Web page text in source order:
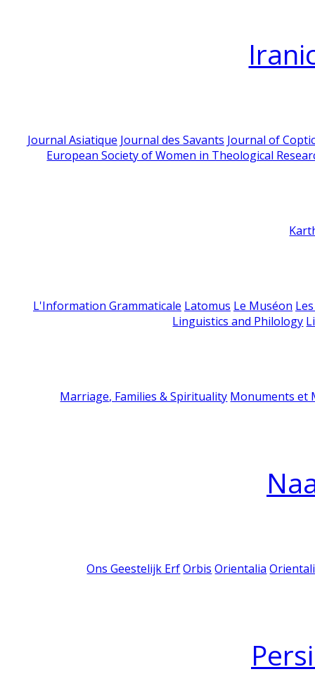
Journal Asiatique Journal des Savants Journal of
European Society of Women in Theological
L'Information Grammaticale Latomus Le Muséon
Linguistics and Philology
Marriage, Families & Spirituality Monuments et
Ons Geestelijk Erf Orbis Orientalia